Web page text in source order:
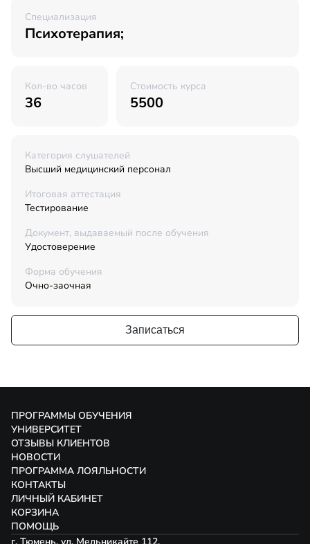
Специализация
Психотерапия;
Кол-во часов
36
Стоимость курса
5500
Категория слушателей
Высший медицинский персонал
Итоговая аттестация
Тестирование
Документ, выдаваемый после обучения
Удостоверение
Форма обучения
Очно-заочная
Записаться
ПРОГРАММЫ ОБУЧЕНИЯ
УНИВЕРСИТЕТ
ОТЗЫВЫ КЛИЕНТОВ
НОВОСТИ
ПРОГРАММА ЛОЯЛЬНОСТИ
КОНТАКТЫ
ЛИЧНЫЙ КАБИНЕТ
КОРЗИНА
ПОМОЩЬ